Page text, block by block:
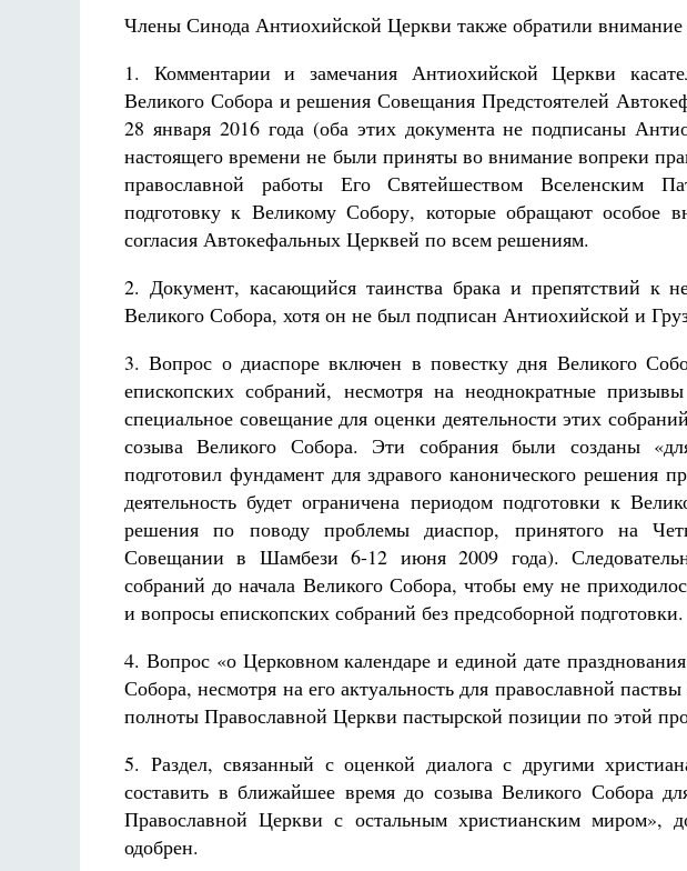
Члены Синода Антиохийской Церкви также обратили внимание
1. Комментарии и замечания Антиохийской Церкви
Великого Собора и решения Совещания Предстоятелей
28 января 2016 года (оба этих документа не подписаны
настоящего времени не были приняты во внимание вопреки
православной работы Его Святейшеством Вселенским
подготовку к Великому Собору, которые обращают особое
согласия Автокефальных Церквей по всем решениям.
2. Документ, касающийся таинства брака и препятствий к
Великого Собора, хотя он не был подписан Антиохийской и
3. Вопрос о диаспоре включен в повестку дня Великого
епископских собраний, несмотря на неоднократные
специальное совещание для оценки деятельности этих
созыва Великого Собора. Эти собрания были созданы
подготовил фундамент для здравого канонического решения
деятельность будет ограничена периодом подготовки к
решения по поводу проблемы диаспор, принятого на
Совещании в Шамбези 6-12 июня 2009 года).
собраний до начала Великого Собора, чтобы ему не
и вопросы епископских собраний без предсоборной подготовки.
4. Вопрос «о Церковном календаре и единой дате
Собора, несмотря на его актуальность для православной
полноты Православной Церкви пастырской позиции по этой
5. Раздел, связанный с оценкой диалога с другими
составить в ближайшее время до созыва Великого Собора
Православной Церкви с остальным христианским
одобрен.